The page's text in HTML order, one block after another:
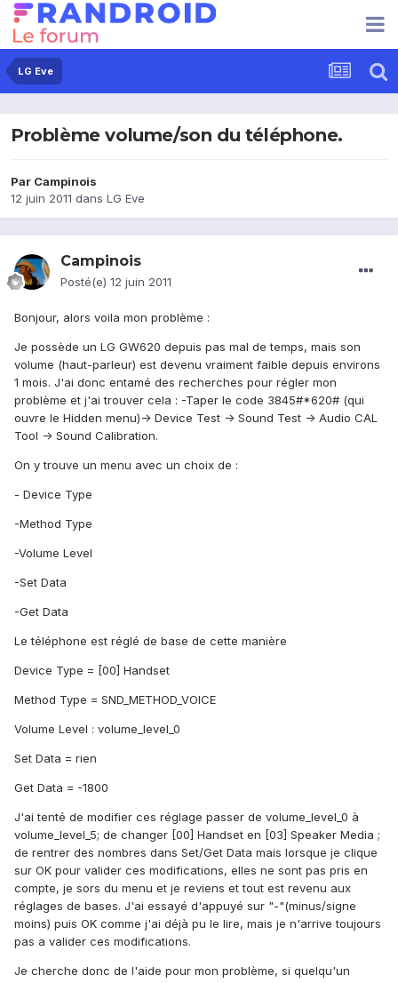
LG Eve
Problème volume/son du téléphone.
Par Campinois
12 juin 2011 dans LG Eve
Campinois
Posté(e) 12 juin 2011
Bonjour, alors voila mon problème :
Je possède un LG GW620 depuis pas mal de temps, mais son
volume (haut-parleur) est devenu vraiment faible depuis environs
1 mois. J'ai donc entamé des recherches pour régler mon
problème et j'ai trouver cela : -Taper le code 3845#*620# (qui
ouvre le Hidden menu)-> Device Test -> Sound Test -> Audio CAL
Tool -> Sound Calibration.
On y trouve un menu avec un choix de :
- Device Type
-Method Type
-Volume Level
-Set Data
-Get Data
Le téléphone est réglé de base de cette manière
Device Type = [00] Handset
Method Type = SND_METHOD_VOICE
Volume Level : volume_level_0
Set Data = rien
Get Data = -1800
J'ai tenté de modifier ces réglage passer de volume_level_0 à
volume_level_5; de changer [00] Handset en [03] Speaker Media ;
de rentrer des nombres dans Set/Get Data mais lorsque je clique
sur OK pour valider ces modifications, elles ne sont pas pris en
compte, je sors du menu et je reviens et tout est revenu aux
réglages de bases. J'ai essayé d'appuyé sur "-"(minus/signe
moins) puis OK comme j'ai déjà pu le lire, mais je n'arrive toujours
pas a valider ces modifications.
Je cherche donc de l'aide pour mon problème, si quelqu'un